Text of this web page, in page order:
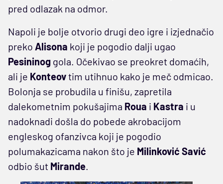
pred odlazak na odmor.
Napoli je bolje otvorio drugi deo igre i izjednačio
preko Alisona koji je pogodio dalji ugao
Pesininog gola. Očekivao se preokret domaćih,
ali je Konteovtim utihnuo kako je meč odmicao.
Bolonja se probudila u finišu, zapretila
dalekometnim pokušajima Roua i Kastra i u
nadoknadi došla do pobede akrobacijom
engleskog ofanzivca koji je pogodio
polumakazicama nakon što je Milinković Savić
odbio šut Mirande.